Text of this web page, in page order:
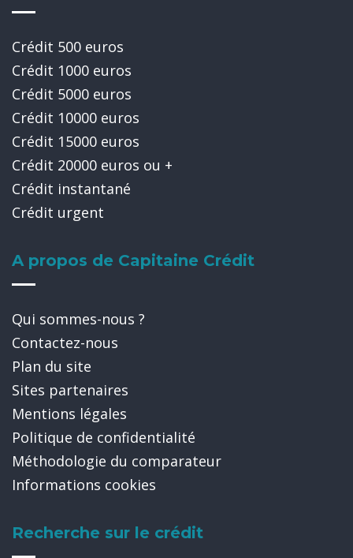
Crédit 500 euros
Crédit 1000 euros
Crédit 5000 euros
Crédit 10000 euros
Crédit 15000 euros
Crédit 20000 euros ou +
Crédit instantané
Crédit urgent
A propos de Capitaine Crédit
Qui sommes-nous ?
Contactez-nous
Plan du site
Sites partenaires
Mentions légales
Politique de confidentialité
Méthodologie du comparateur
Informations cookies
Recherche sur le crédit